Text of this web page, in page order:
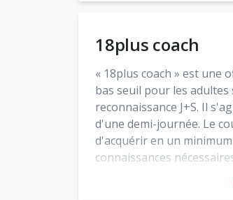
18plus coach
« 18plus coach » est une
bas seuil pour les adultes
reconnaissance J+S. Il
d'une demi-journée. Le
d'acquérir en un
connaissances